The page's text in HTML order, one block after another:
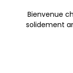
Bienvenue
solidement